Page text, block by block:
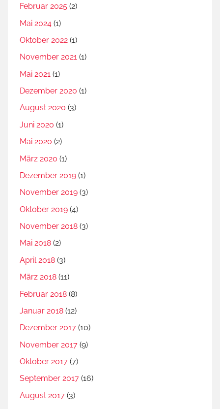
Februar 2025 (2)
Mai 2024 (1)
Oktober 2022 (1)
November 2021 (1)
Mai 2021 (1)
Dezember 2020 (1)
August 2020 (3)
Juni 2020 (1)
Mai 2020 (2)
März 2020 (1)
Dezember 2019 (1)
November 2019 (3)
Oktober 2019 (4)
November 2018 (3)
Mai 2018 (2)
April 2018 (3)
März 2018 (11)
Februar 2018 (8)
Januar 2018 (12)
Dezember 2017 (10)
November 2017 (9)
Oktober 2017 (7)
September 2017 (16)
August 2017 (3)